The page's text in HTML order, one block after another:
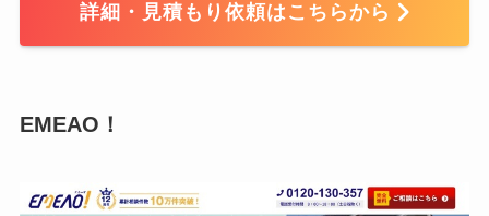
詳細・見積もり依頼はこちらから
EMEAO！